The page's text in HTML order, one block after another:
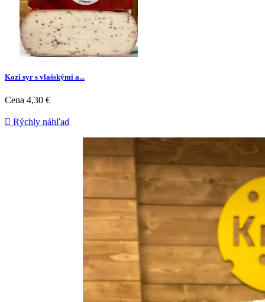
Kozí syr s vlašskými a...
Cena 4,30 €
 Rýchly náhľad